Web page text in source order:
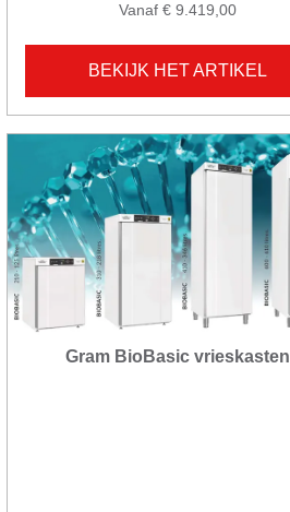
Vanaf € 9.419,00
BEKIJK HET ARTIKEL
Gram BioBasic vrieskasten